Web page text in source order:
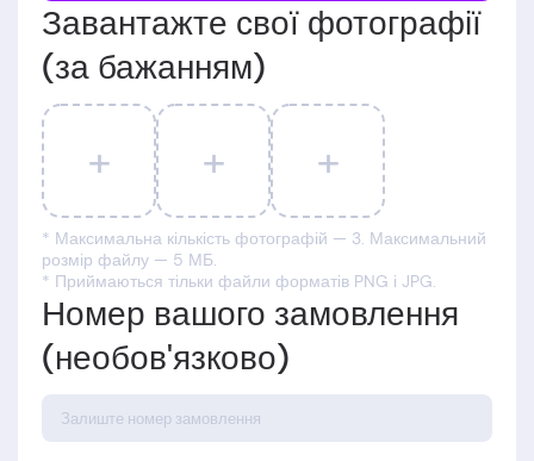
Завантажте свої фотографії
(за бажанням)
+ + +
* Максимальна кількість фотографій — 3. Максимальний
розмір файлу — 5 МБ.
* Приймаються тільки файли форматів PNG і JPG.
Номер вашого замовлення
(необов'язково)